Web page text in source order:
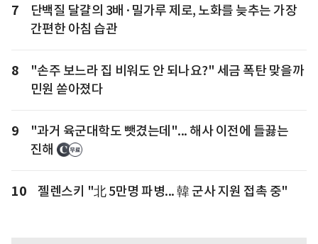
7
단백질 달걀의 3배·밀가루 제로, 노화를 늦추는 가장
간편한 아침 습관
8
"손주 보느라 집 비워도 안 되나요?" 세금 폭탄 맞을까
민원 쏟아졌다
9
"과거 육군대학도 뺏겼는데"... 해사 이전에 들끓는
진해
10 젤렌스키 "北 5만명 파병... 韓 군사 지원 접촉 중"